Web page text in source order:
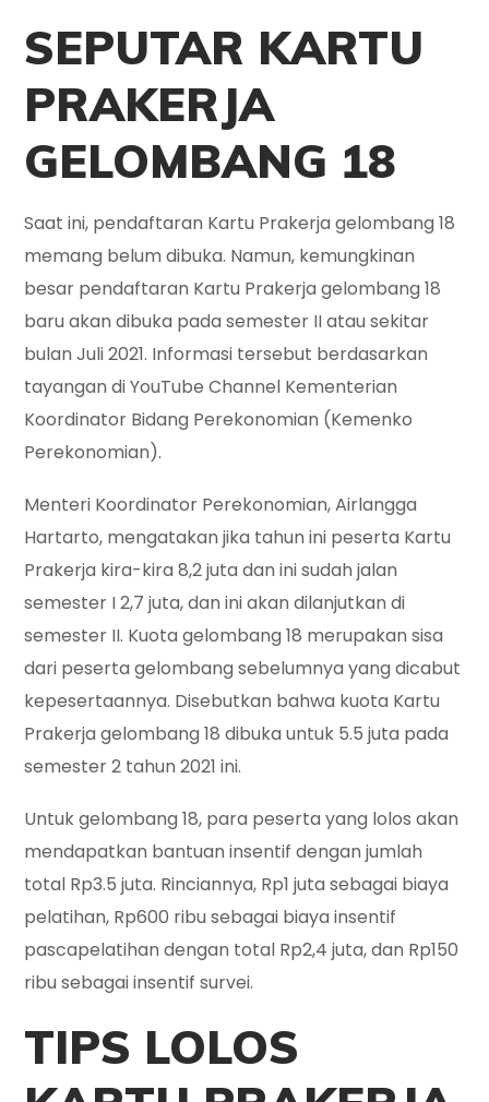
SEPUTAR KARTU
PRAKERJA
GELOMBANG 18
Saat ini, pendaftaran Kartu Prakerja gelombang 18
memang belum dibuka. Namun, kemungkinan
besar pendaftaran Kartu Prakerja gelombang 18
baru akan dibuka pada semester II atau sekitar
bulan Juli 2021. Informasi tersebut berdasarkan
tayangan di YouTube Channel Kementerian
Koordinator Bidang Perekonomian (Kemenko
Perekonomian).
Menteri Koordinator Perekonomian, Airlangga
Hartarto, mengatakan jika tahun ini peserta Kartu
Prakerja kira-kira 8,2 juta dan ini sudah jalan
semester I 2,7 juta, dan ini akan dilanjutkan di
semester II. Kuota gelombang 18 merupakan sisa
dari peserta gelombang sebelumnya yang dicabut
kepesertaannya. Disebutkan bahwa kuota Kartu
Prakerja gelombang 18 dibuka untuk 5.5 juta pada
semester 2 tahun 2021 ini.
Untuk gelombang 18, para peserta yang lolos akan
mendapatkan bantuan insentif dengan jumlah
total Rp3.5 juta. Rinciannya, Rp1 juta sebagai biaya
pelatihan, Rp600 ribu sebagai biaya insentif
pascapelatihan dengan total Rp2,4 juta, dan Rp150
ribu sebagai insentif survei.
TIPS LOLOS